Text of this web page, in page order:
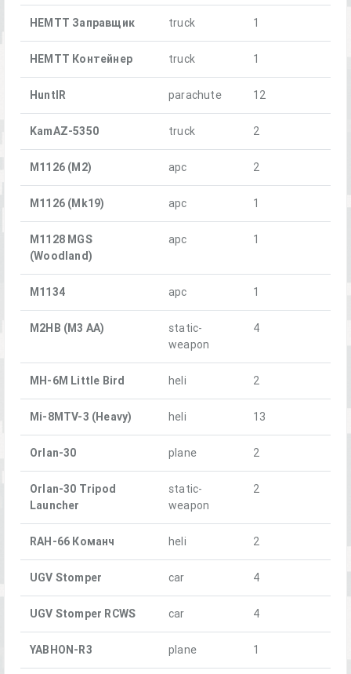
HEMTT Заправщик truck 1
HEMTT Контейнер truck 1
HuntIR parachute 12
KamAZ-5350 truck 2
M1126 (M2) apc 2
M1126 (Mk19) apc 1
M1128 MGS
(Woodland)
apc 1
M1134 apc 1
M2HB (M3 AA)
static-
weapon
4
MH-6M Little Bird heli 2
Mi-8MTV-3 (Heavy) heli 13
Orlan-30 plane 2
Orlan-30 Tripod
Launcher
static-
weapon
2
RAH-66 Команч heli 2
UGV Stomper car 4
UGV Stomper RCWS car 4
YABHON-R3 plane 1